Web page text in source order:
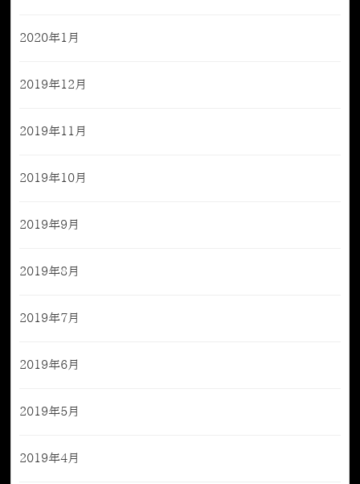
2020年1月
2019年12月
2019年11月
2019年10月
2019年9月
2019年8月
2019年7月
2019年6月
2019年5月
2019年4月